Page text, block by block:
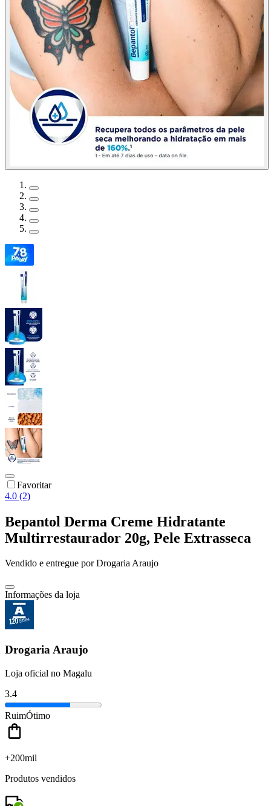
Favoritar
4.0 (2)
Bepantol Derma Creme Hidratante
Multirrestaurador 20g, Pele Extrasseca
Vendido e entregue por Drogaria Araujo
Informações da loja
Drogaria Araujo
Loja oficial no Magalu
3.4
RuimÓtimo
+200mil
Produtos vendidos